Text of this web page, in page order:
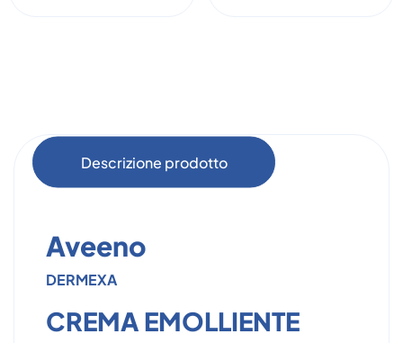
Descrizione prodotto
Aveeno
DERMEXA
CREMA EMOLLIENTE